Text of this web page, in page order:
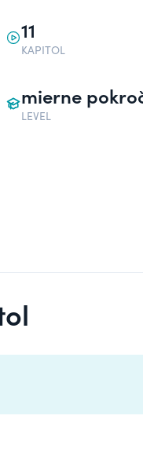
11
KAPITOL
mierne
LEVEL